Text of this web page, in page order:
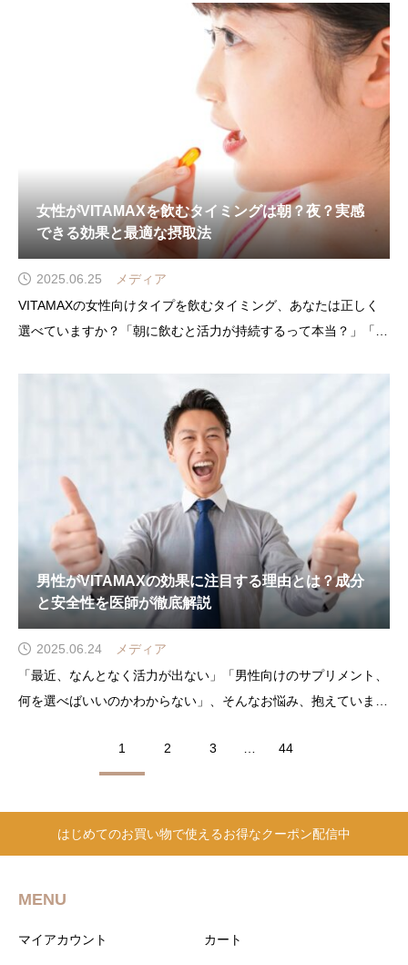
配…」そんな悩みを抱えている方も多いでしょう。見た目や商品
名がそっくりでも、配合されたビタミンやミネラル、アミノなど
女性がVITAMAXを飲むタイミングは朝？夜？実感
できる効果と最適な摂取法
2025.06.25
メディア
VITAMAXの女性向けタイプを飲むタイミング、あなたは正しく
選べていますか？「朝に飲むと活力が持続するって本当？」「寝
VITAMAXの摂取タイミングによって、感じる変化
男性がVITAMAXの効果に注目する理由とは？成分
と安全性を医師が徹底解説
2025.06.24
メディア
「最近、なんとなく活力が出ない」「男性向けのサプリメント、
何を選べばいいのかわからない」、そんなお悩み、抱えていませ
なくありません。日々の疲れやモチベーションの低下、そして夜
のコンディションにまで影響を感じている方に注目されているの
1 2 3 … 44
はじめてのお買い物で使えるお得なクーポン配信中
MENU
マイアカウント カート